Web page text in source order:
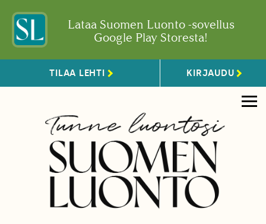
Lataa Suomen Luonto -sovellus
Google Play Storesta!
TILAA LEHTI KIRJAUDU